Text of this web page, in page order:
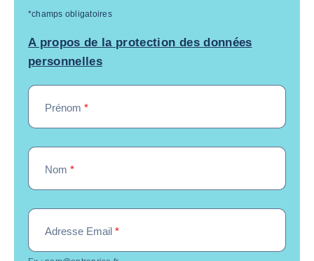
*champs obligatoires
A propos de la protection des données
personnelles
Prénom *
Nom *
Adresse Email *